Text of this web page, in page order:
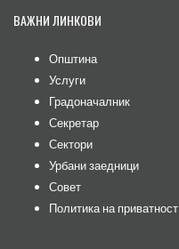
ВАЖНИ ЛИНКОВИ
Општина
Услуги
Градоначалник
Секретар
Сектори
Урбани заедници
Совет
Политика на приватност